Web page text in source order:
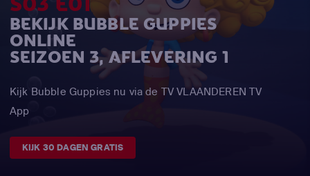
BEKIJK BUBBLE GUPPIES
ONLINE
SEIZOEN 3, AFLEVERING 1
Kijk Bubble Guppies nu via de TV VLAANDEREN TV
App
KIJK 30 DAGEN GRATIS